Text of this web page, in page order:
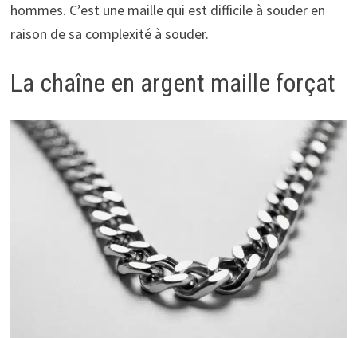
hommes. C’est une maille qui est difficile à souder en
raison de sa complexité à souder.
La chaîne en argent maille forçat